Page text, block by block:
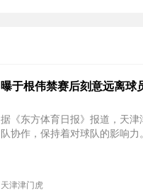
曝于根伟禁赛后刻意远离球
据《东方体育日报》报道，天
队协作，保持着对球队的影响力。
天津津门虎